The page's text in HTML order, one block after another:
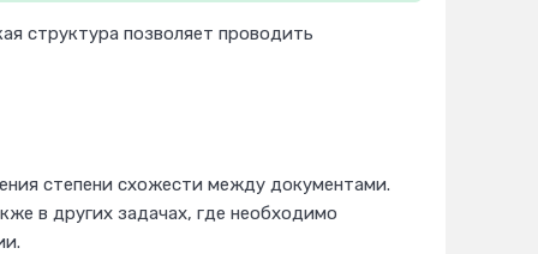
структура позволяет проводить
степени схожести между документами.
в других задачах, где необходимо